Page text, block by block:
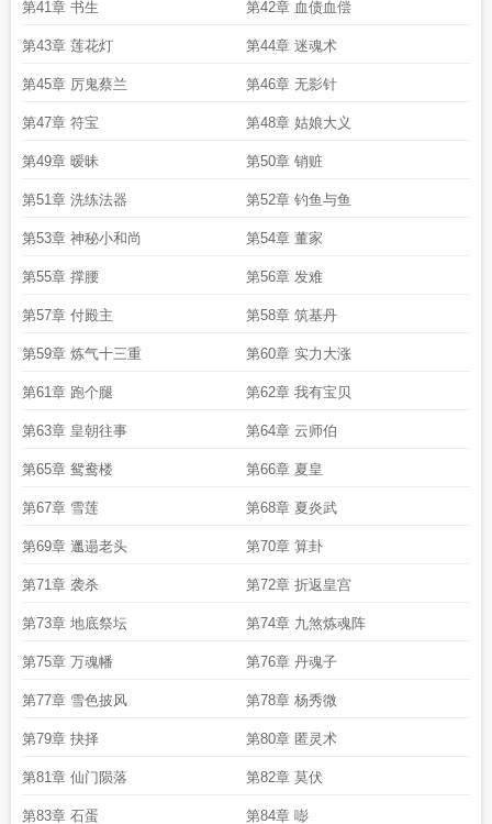
第41章 书生 第42章 血债血偿
第43章 莲花灯 第44章 迷魂术
第45章 厉鬼蔡兰 第46章 无影针
第47章 符宝 第48章 姑娘大义
第49章 暧昧 第50章 销赃
第51章 洗练法器 第52章 钓鱼与鱼
第53章 神秘小和尚 第54章 董家
第55章 撑腰 第56章 发难
第57章 付殿主 第58章 筑基丹
第59章 炼气十三重 第60章 实力大涨
第61章 跑个腿 第62章 我有宝贝
第63章 皇朝往事 第64章 云师伯
第65章 鸳鸯楼 第66章 夏皇
第67章 雪莲 第68章 夏炎武
第69章 邋遢老头 第70章 算卦
第71章 袭杀 第72章 折返皇宫
第73章 地底祭坛 第74章 九煞炼魂阵
第75章 万魂幡 第76章 丹魂子
第77章 雪色披风 第78章 杨秀微
第79章 抉择 第80章 匿灵术
第81章 仙门陨落 第82章 莫伏
第83章 石蛋 第84章 嘭